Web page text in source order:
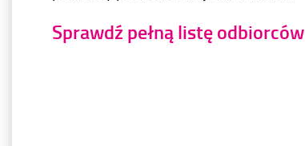
Sprawdź pełną listę odbiorców